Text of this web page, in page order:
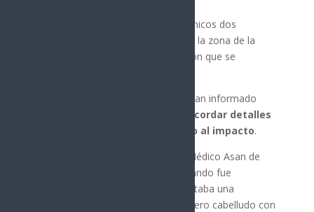
Según pudo constatar la BBC, los únicos dos
sobrevivientes estaban sentados en la zona de la
salida de emergencia trasera, sección que se
Los equipos médicos y de rescate han informado
ninguno de los dos puede recordar detalles
específicos del accidente debido al impacto.
La mujer fue trasladada al Centro Médico Asan de
Seúl. Según las mismas fuentes, cuando fue
encontrada por primera vez, presentaba una
laceración en el lado derecho del cuero cabelludo con